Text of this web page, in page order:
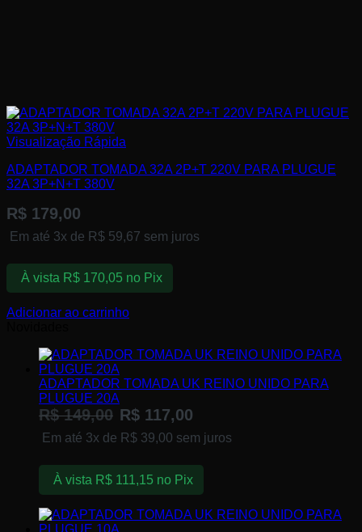
Visualização Rápida
ADAPTADOR TOMADA 32A 2P+T 220V PARA PLUGUE
32A 3P+N+T 380V
R$ 179,00
Em até 3x de R$ 59,67 sem juros
À vista R$170,05 no Pix
Adicionar ao carrinho
ADAPTADOR TOMADA UK REINO UNIDO PARA
PLUGUE 20A
R$149,00 R$ 117,00
Em até 3x de R$ 39,00 sem juros
À vista R$111,15 no Pix